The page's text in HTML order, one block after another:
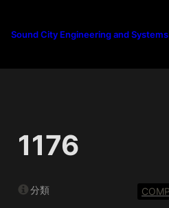
Sound City Engineering and Systems
1176
分類